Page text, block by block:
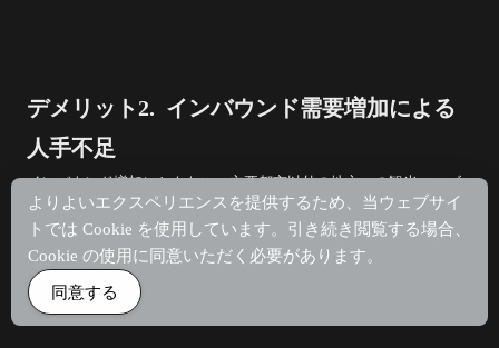
デメリット2. インバウンド需要増加による
人手不足
インバウンド増加にともない、主要都市以外の地方への観光ニーズ
も増加しています。
しかし、 人口減少が進むエリアなどでは、旅行者が増えても対応す
るスタッフが足りないことがあります 。
よりよいエクスペリエンスを提供するため、当ウェブサイ
トでは Cookie を使用しています。引き続き閲覧する場合、
Cookie の使用に同意いただく必要があります。
同意する